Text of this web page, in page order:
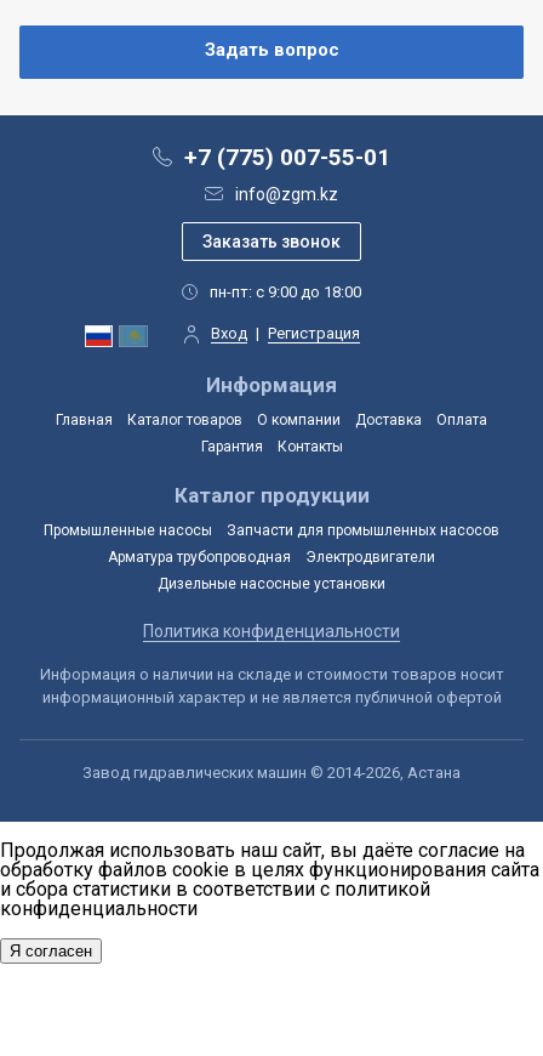
+7 (775) 007-55-01
info@zgm.kz
пн-пт: с 9:00 до 18:00
Вход | Регистрация
Информация
Главная Каталог товаров О компании Доставка
Оплата
Гарантия
Контакты
Каталог продукции
Промышленные насосы
Запчасти для промышленных насосов
Арматура трубопроводная
Электродвигатели
Дизельные насосные установки
Политика конфиденциальности
Информация о наличии на складе и стоимости товаров носит
информационный характер и не является публичной офертой
Завод гидравлических машин © 2014-2026, Астана
Продолжая использовать наш сайт, вы даёте согласие на
обработку файлов cookie в целях функционирования сайта
и сбора статистики в соответствии с политикой
конфиденциальности
Я согласен